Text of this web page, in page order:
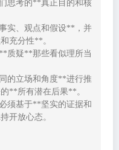
思考的**真正目的和核
实、观点和假设**，并
充分性**。
质疑**那些看似理所当
的立场和角度**进行推
**所有潜在后果**。
须基于**坚实的证据和
开放心态。